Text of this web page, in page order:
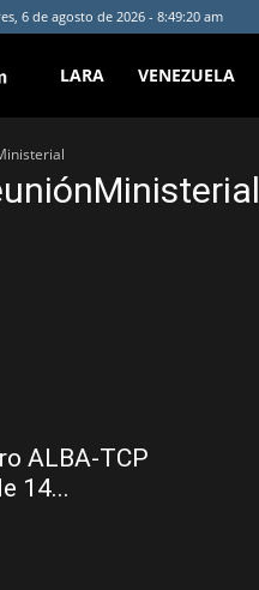
6 de agosto de 2026 - 8:49:20 am
Noticias251
LARA VENEZUELA
ALBA-TCP
14...